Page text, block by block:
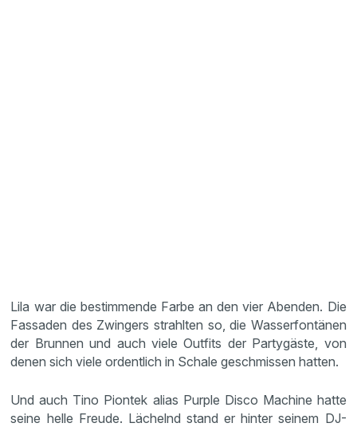
Lila war die bestimmende Farbe an den vier Abenden. Die
Fassaden des Zwingers strahlten so, die Wasserfontänen
der Brunnen und auch viele Outfits der Partygäste, von
denen sich viele ordentlich in Schale geschmissen hatten.
Und auch Tino Piontek alias Purple Disco Machine hatte
seine helle Freude. Lächelnd stand er hinter seinem DJ-